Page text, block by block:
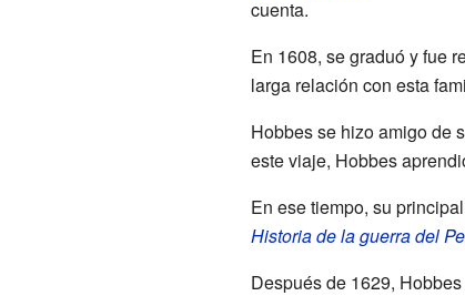
cuenta.
En 1608, se graduó y fue
larga relación con esta
Hobbes se hizo amigo de
este viaje, Hobbes
En ese tiempo, su
Historia de la guerra del
Después de 1629,